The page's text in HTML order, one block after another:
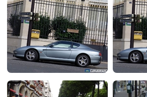
Flottes
Auto
Services